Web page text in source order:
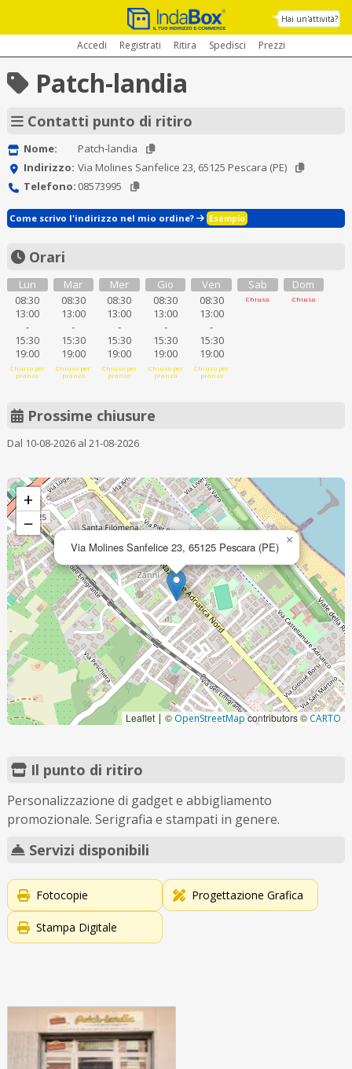
Hai un'attività?
Accedi Registrati Ritira Spedisci Prezzi
Patch-landia
Contatti punto di ritiro
Nome:
Patch-landia
Indirizzo: Via Molines Sanfelice 23, 65125 Pescara (PE)
Telefono: 08573995
Come scrivo l'indirizzo nel mio ordine? Esempio
Orari
Lun
08:30
13:00
-
15:30
19:00
Chiuso per
pranzo
Mar
08:30
13:00
-
15:30
19:00
Chiuso per
pranzo
Mer
08:30
13:00
-
15:30
19:00
Chiuso per
pranzo
Gio
08:30
13:00
-
15:30
19:00
Chiuso per
pranzo
Ven
08:30
13:00
-
15:30
19:00
Chiuso per
pranzo
Sab
Chiuso
Dom
Chiuso
Prossime chiusure
Dal 10-08-2026 al 21-08-2026
Via Molines Sanfelice 23, 65125 Pescara (PE) ×
+
−
Leaflet | © OpenStreetMapcontributors © CARTO
Il punto di ritiro
Personalizzazione di gadget e abbigliamento
promozionale. Serigrafia e stampati in genere.
Servizi disponibili
Fotocopie Progettazione Grafica
Stampa Digitale